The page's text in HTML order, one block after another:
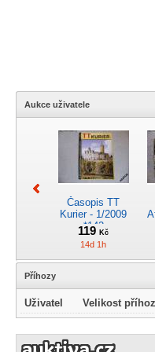
Aukce uživatele
Časopis TT
Kurier - 1/2009
*142
119Kč
14d 1h
Pohlednice
kreslená -
Příhozy
Uživatel Velikost